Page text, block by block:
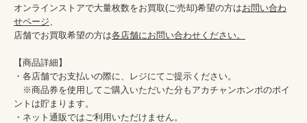
オンラインストアで大量枚数をお買取(ご売却)希望の方はお問い合わ
せページ
店舗でお買取希望の方は各店舗にお問い合わせください。
【商品詳細】
・各店舗でお支払いの際に、レジにてご提示ください。
※商品券を使用してご購入いただいた分もアカチャンホンポのポイ
ントは貯まります。
・ネット通販ではご利用いただけません。